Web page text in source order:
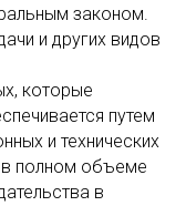
законом.
и других видов
которые
путем
и технических
в полном объеме
в